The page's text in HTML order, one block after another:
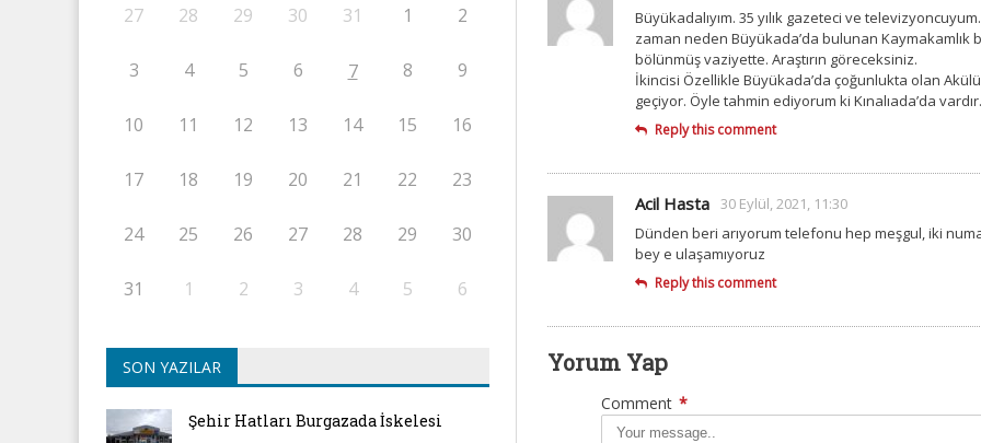
Büyükadalıyım. 35 yılık gazeteci ve
zaman neden Büyükada’da bulunan Kaymakamlık
bölünmüş vaziyette. Araştırın göreceksiniz.
İkincisi Özellikle Büyükada’da çoğunlukta olan
geçiyor. Öyle tahmin ediyorum ki Kınalıada’da
Reply this comment
Acil Hasta 30 Eylül, 2021, 11:30
Dünden beri arıyorum telefonu hep meşgul, iki
bey e ulaşamıyoruz
Reply this comment
Yorum Yap
Comment *
27 28 29 30 31 1 2
3 4 5 6 7 8 9
10 11 12 13 14 15 16
17 18 19 20 21 22 23
24 25 26 27 28 29 30
31 1 2 3 4 5 6
SON YAZILAR
Şehir Hatları Burgazada İskelesi